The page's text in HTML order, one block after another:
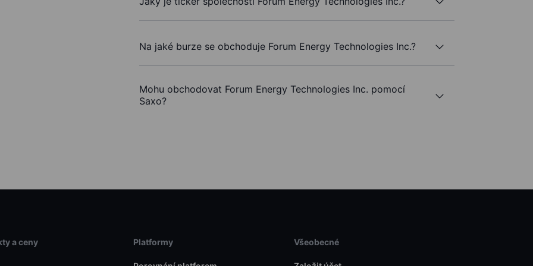
Na jaké burze se obchoduje Forum Energy Technologies Inc.?
Mohu obchodovat Forum Energy Technologies Inc. pomocí
Saxo?
a ceny Platformy Všeobecné